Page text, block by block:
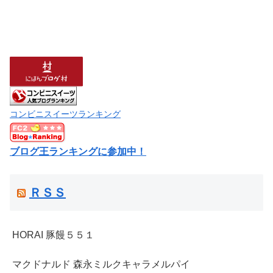
コンビニスイーツランキング
ブログ王ランキングに参加中！
ＲＳＳ
HORAI 豚饅５５１
マクドナルド 森永ミルクキャラメルパイ